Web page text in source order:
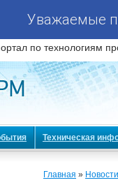
Уважаемые
по технологиям
Техническая
Главная » Новости